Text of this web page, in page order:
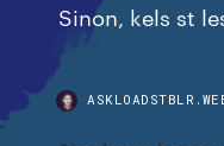
Sinon, kels st